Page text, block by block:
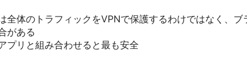
全体のトラフィックをVPNで保護するわけではなく、
がある
プリと組み合わせると最も安全